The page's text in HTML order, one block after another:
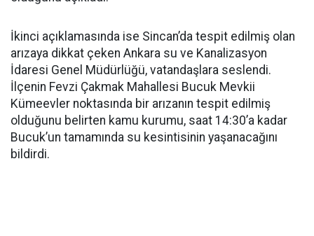
İkinci açıklamasında ise Sincan’da tespit edilmiş olan
arızaya dikkat çeken Ankara su ve Kanalizasyon
İdaresi Genel Müdürlüğü, vatandaşlara seslendi.
İlçenin Fevzi Çakmak Mahallesi Bucuk Mevkii
Kümeevler noktasında bir arızanın tespit edilmiş
olduğunu belirten kamu kurumu, saat 14:30’a kadar
Bucuk’un tamamında su kesintisinin yaşanacağını
bildirdi.